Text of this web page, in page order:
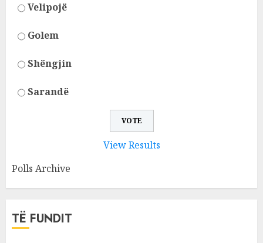
Velipojë
Golem
Shëngjin
Sarandë
View Results
Polls Archive
TË FUNDIT